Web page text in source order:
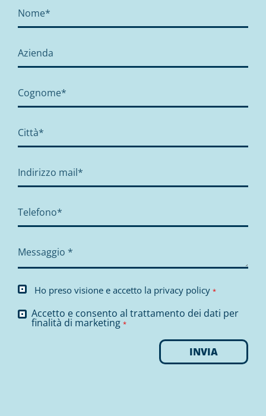
Ho preso visione e accetto la privacy policy *
Accetto e consento al trattamento dei dati per
finalità di marketing *